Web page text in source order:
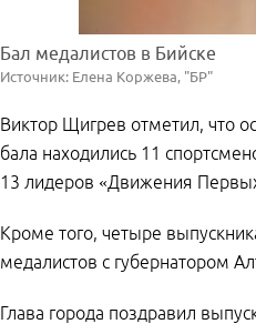
Бал медалистов в Бийске
Источник: Елена Коржева, "БР"
Виктор Щигрев отметил, что
бала находились 11
13 лидеров «Движения
Кроме того, четыре
медалистов с губернатором
Глава города поздравил